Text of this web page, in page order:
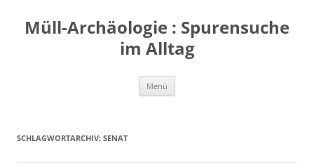
springen
Müll-Archäologie : Spurensuche
im Alltag
Menü
SCHLAGWORTARCHIV: SENAT